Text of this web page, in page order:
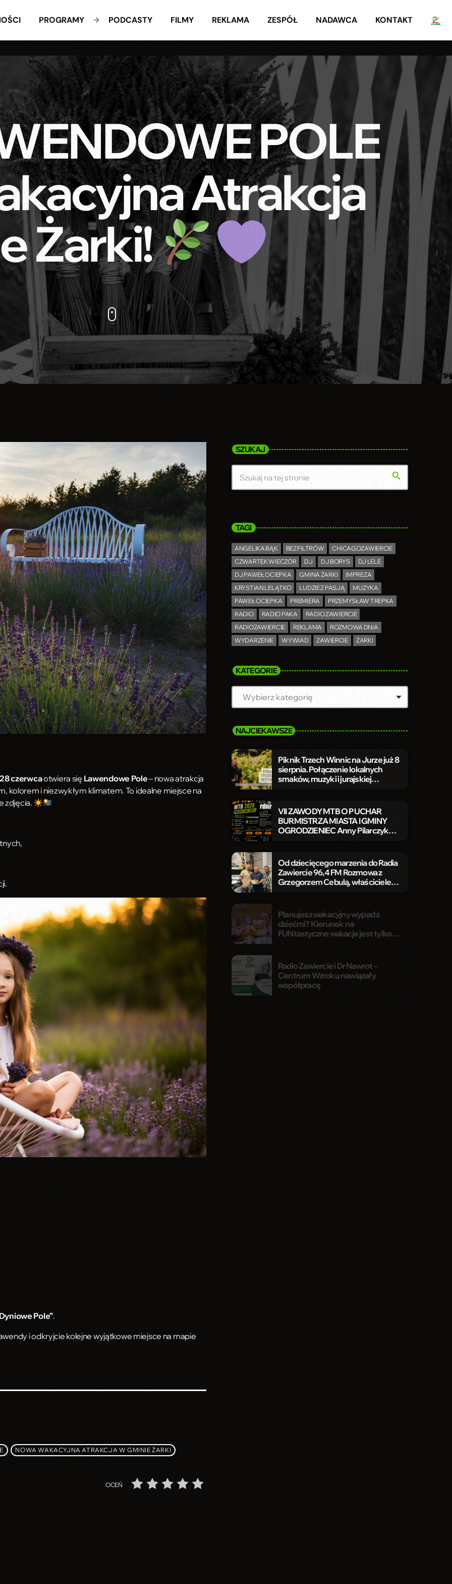
PROGRAMY PODCASTY FILMY REKLAMA ZESPÓŁ NADAWCA KONTAKT
POLE
Atrakcja
Żarki!
28 czerwcaotwiera się Lawendowe Pole– nowa atrakcja
kolorem i niezwykłym klimatem. To idealne miejsce na
zdjęcia.
Pole”.
i odkryjcie kolejne wyjątkowe miejsce na mapie
NOWA WAKACYJNA ATRAKCJA W GMINIE ŻARKI
OCEŃ
SZUKAJ
search
TAGI
ANGELIKA BĄK BEZ FILTRÓW
CHICAGOZAWIERCIE
CZWARTEK WIECZÓR
DJ DJ BORYS
DJ LELE
DJ PAWEŁ OCIEPKA
GMINA ŻARKI
IMPREZA
KRYSTIAN LELĄTKO
LUDZIE Z PASJĄ
MUZYKA
PAWEŁ OCIEPKA
PREMIERA
PRZEMYSŁAW TREPKA
RADIO
RADIO PAKA
RADIO ZAWIERCIE
RADIOZAWIERCIE
REKLAMA
ROZMOWA DNIA
WYDARZENIE
WYWIAD ZAWIERCIE ŻARKI
KATEGORIE
NAJCIEKAWSZE
Piknik Trzech Winnic na Jurze już 8
sierpnia. Połączenie lokalnych
smaków, muzyki i jurajskiej
VII ZAWODY MTB O PUCHAR
BURMISTRZA MIASTA I GMINY
OGRODZIENIEC Anny Pilarczyk
Od dziecięcego marzenia do Radia
Zawiercie 96,4 FM Rozmowa z
Grzegorzem Cebulą, właścicielem
Planujesz wakacyjny wypad z
dziećmi? Kierunek na
FUNtastyczne wakacje jest tylko
Radio Zawiercie i Dr Nawrot –
Centrum Wzroku nawiązały
współpracę